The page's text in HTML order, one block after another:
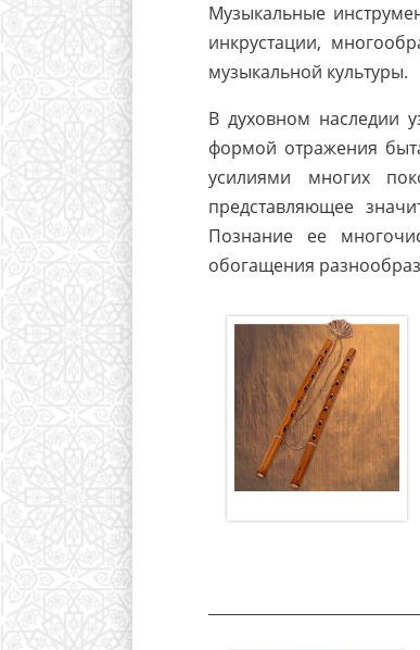
Музыкальные
инкрустации,
музыкальной культуры.
В духовном наследии
формой отражения
усилиями многих
представляющее
Познание ее
обогащения